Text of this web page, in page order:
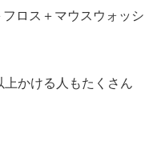
ロス＋マウスウォッシ
上かける人もたくさん